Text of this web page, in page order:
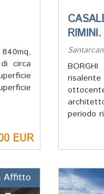
circa
EUR
RIMINI.
periodo
Affitto